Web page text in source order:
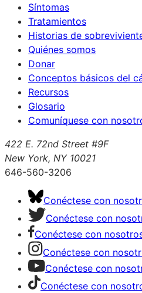
Síntomas
Tratamientos
Historias de
Quiénes somos
Donar
Conceptos básicos del
Recursos
Glosario
Comuníquese con
422 E. 72nd Street #9F
New York, NY 10021
646-560-3206
Conéctese con
Conéctese con
Conéctese con
Conéctese con
Conéctese con
Conéctese con